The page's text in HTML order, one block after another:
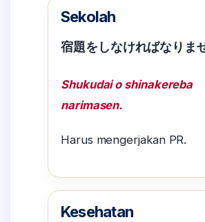
Sekolah
宿題をしなければなりま
Shukudai o shinakereba
narimasen.
Harus mengerjakan PR.
Kesehatan